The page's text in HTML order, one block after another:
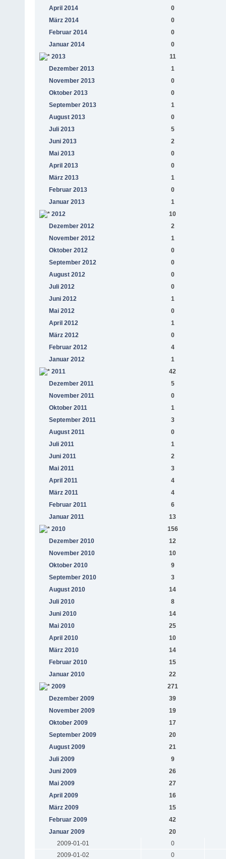
April 2014
0
März 2014
0
Februar 2014
0
Januar 2014
0
2013
11
Dezember 2013
1
November 2013
0
Oktober 2013
0
September 2013
1
August 2013
0
Juli 2013
5
Juni 2013
2
Mai 2013
0
April 2013
0
März 2013
1
Februar 2013
0
Januar 2013
1
2012
10
Dezember 2012
2
November 2012
1
Oktober 2012
0
September 2012
0
August 2012
0
Juli 2012
0
Juni 2012
1
Mai 2012
0
April 2012
1
März 2012
0
Februar 2012
4
Januar 2012
1
2011
42
Dezember 2011
5
November 2011
0
Oktober 2011
1
September 2011
3
August 2011
0
Juli 2011
1
Juni 2011
2
Mai 2011
3
April 2011
4
März 2011
4
Februar 2011
6
Januar 2011
13
2010
156
Dezember 2010
12
November 2010
10
Oktober 2010
9
September 2010
3
August 2010
14
Juli 2010
8
Juni 2010
14
Mai 2010
25
April 2010
10
März 2010
14
Februar 2010
15
Januar 2010
22
2009
271
Dezember 2009
39
November 2009
19
Oktober 2009
17
September 2009
20
August 2009
21
Juli 2009
9
Juni 2009
26
Mai 2009
27
April 2009
16
März 2009
15
Februar 2009
42
Januar 2009
20
2009-01-01
0
2009-01-02
0